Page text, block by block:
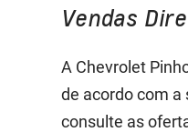
Vendas
A Chevrolet
de acordo com a
consulte as